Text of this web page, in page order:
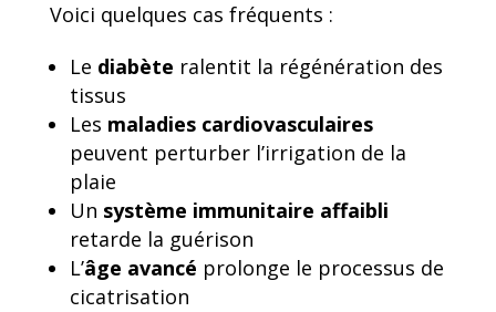
Voici quelques cas fréquents :
Le diabète ralentit la régénération des
tissus
Les maladies cardiovasculaires
peuvent perturber l’irrigation de la
plaie
Un système immunitaire affaibli
retarde la guérison
L’âge avancé prolonge le processus de
cicatrisation